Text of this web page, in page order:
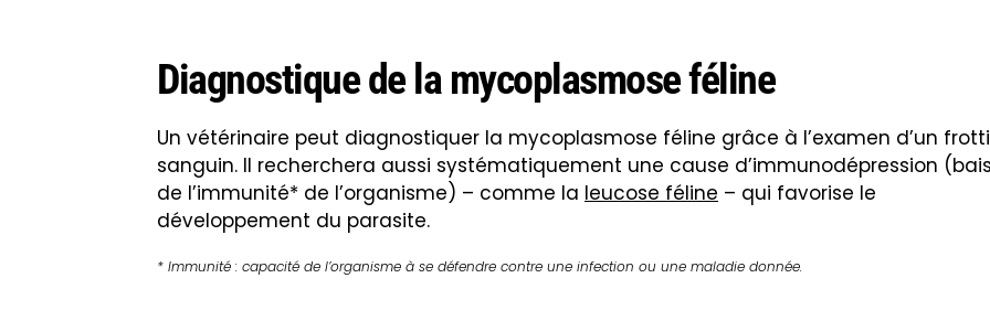
Diagnostique de la mycoplasmose féline
Un vétérinaire peut diagnostiquer la mycoplasmose féline grâce à l’examen d’un
sanguin. Il recherchera aussi systématiquement une cause d’immunodépression
de l’immunité* de l’organisme) – comme la leucose féline – qui favorise le
développement du parasite.
* Immunité : capacité de l’organisme à se défendre contre une infection ou une maladie donnée.